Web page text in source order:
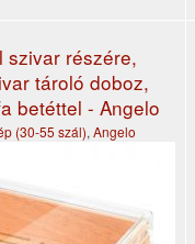
szivar részére,
tároló doboz,
betéttel - Angelo
(30-55 szál), Angelo